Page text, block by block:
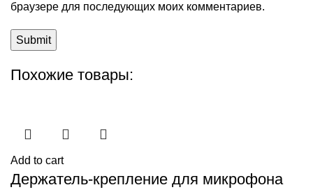
браузере для последующих моих комментариев.
Похожие товары:
Add to cart
Держатель-крепление для микрофона